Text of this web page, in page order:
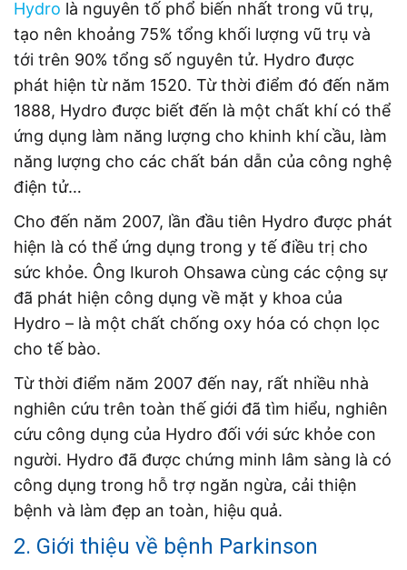
Hydro là nguyên tố phổ biến nhất trong vũ trụ,
tạo nên khoảng 75% tổng khối lượng vũ trụ và
tới trên 90% tổng số nguyên tử. Hydro được
phát hiện từ năm 1520. Từ thời điểm đó đến năm
1888, Hydro được biết đến là một chất khí có thể
ứng dụng làm năng lượng cho khinh khí cầu, làm
năng lượng cho các chất bán dẫn của công nghệ
điện tử…
Cho đến năm 2007, lần đầu tiên Hydro được phát
hiện là có thể ứng dụng trong y tế điều trị cho
sức khỏe. Ông Ikuroh Ohsawa cùng các cộng sự
đã phát hiện công dụng về mặt y khoa của
Hydro – là một chất chống oxy hóa có chọn lọc
cho tế bào.
Từ thời điểm năm 2007 đến nay, rất nhiều nhà
nghiên cứu trên toàn thế giới đã tìm hiểu, nghiên
cứu công dụng của Hydro đối với sức khỏe con
người. Hydro đã được chứng minh lâm sàng là có
công dụng trong hỗ trợ ngăn ngừa, cải thiện
bệnh và làm đẹp an toàn, hiệu quả.
2. Giới thiệu về bệnh Parkinson